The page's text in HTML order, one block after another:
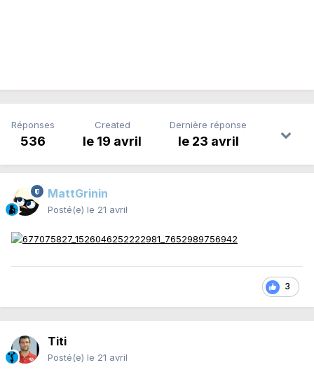
Réponses
536
Created
le 19 avril
Dernière réponse
le 23 avril
MattGrinin
Posté(e) le 21 avril
3
Titi
Posté(e) le 21 avril